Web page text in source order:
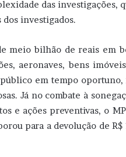
das investigações,
investigados.
meio bilhão de reais em
aeronaves, bens
em tempo
Já no combate à
e ações preventivas, o
para a devolução de